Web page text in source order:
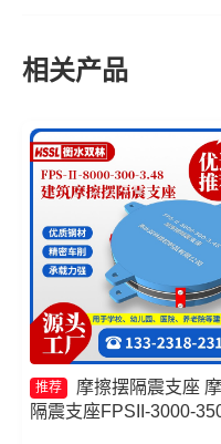
相关产品
推荐
摩擦摆隔震支座
隔震支座FPSII-3000-